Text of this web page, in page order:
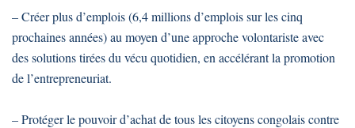
– Créer plus d’emplois (6,4 millions d’emplois sur les cinq
prochaines années) au moyen d’une approche volontariste avec
des solutions tirées du vécu quotidien, en accélérant la promotion
de l’entrepreneuriat.
– Protéger le pouvoir d’achat de tous les citoyens congolais contre